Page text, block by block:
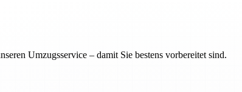
Umzugsservice – damit Sie bestens vorbereitet sind.